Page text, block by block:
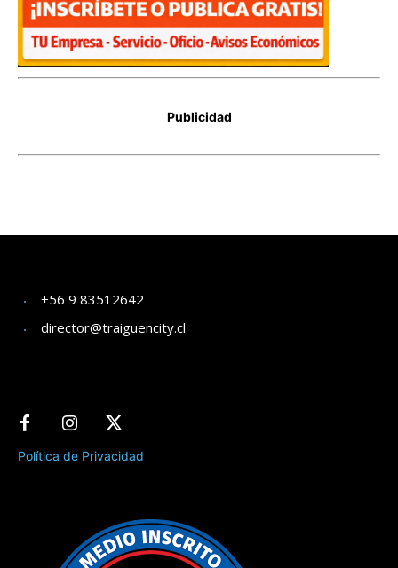
+56 9 83512642
director@traiguencity.cl
Política de Privacidad